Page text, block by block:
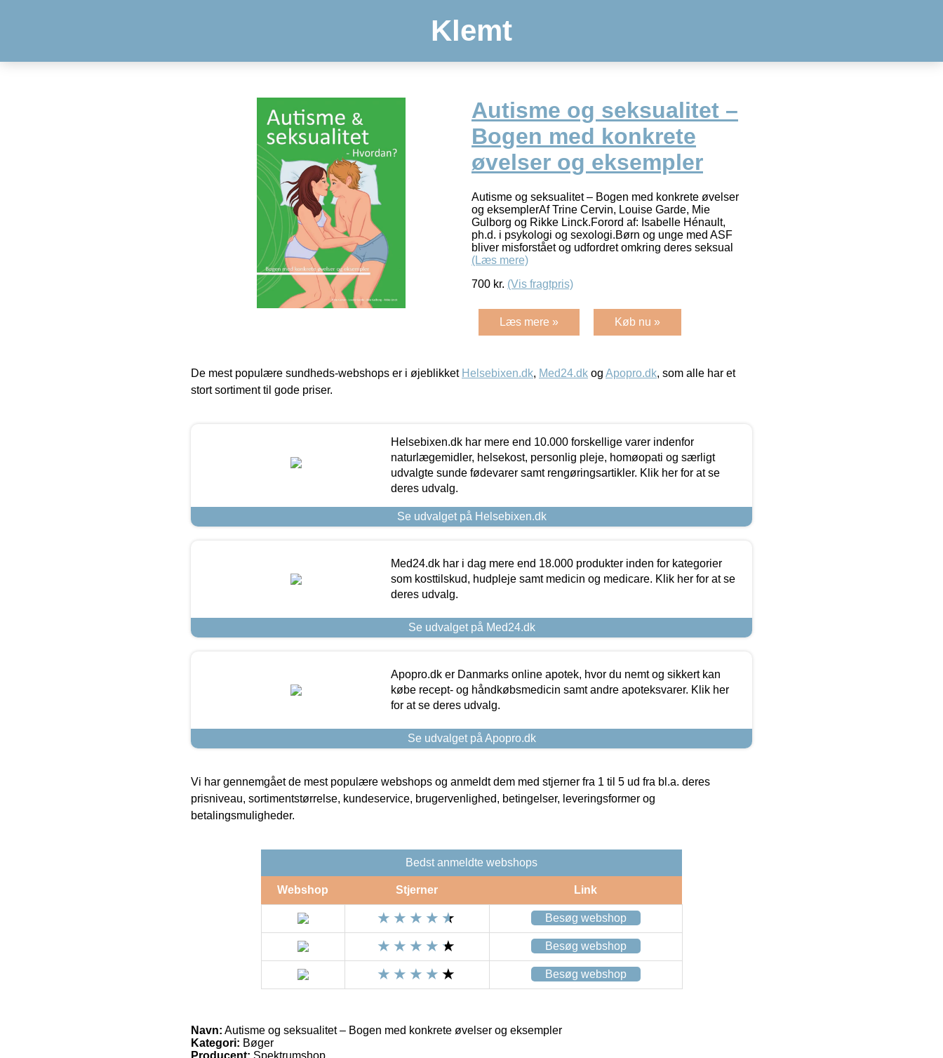
Klemt
Autisme og seksualitet –
Bogen med konkrete
øvelser og eksempler
Autisme og seksualitet – Bogen med konkrete øvelser
og eksemplerAf Trine Cervin, Louise Garde, Mie
Gulborg og Rikke Linck.Forord af: Isabelle Hénault,
ph.d. i psykologi og sexologi.Børn og unge med ASF
bliver misforstået og udfordret omkring deres seksual
(Læs mere)
700 kr. (Vis fragtpris)
Læs mere » Køb nu »
De mest populære sundheds-webshops er i øjeblikket Helsebixen.dk, Med24.dk og Apopro.dk, som alle har et
stort sortiment til gode priser.
Helsebixen.dk har mere end 10.000 forskellige varer indenfor
naturlægemidler, helsekost, personlig pleje, homøopati og særligt
udvalgte sunde fødevarer samt rengøringsartikler. Klik her for at se
deres udvalg.
Se udvalget på Helsebixen.dk
Med24.dk har i dag mere end 18.000 produkter inden for kategorier
som kosttilskud, hudpleje samt medicin og medicare. Klik her for at se
deres udvalg.
Se udvalget på Med24.dk
Apopro.dk er Danmarks online apotek, hvor du nemt og sikkert kan
købe recept- og håndkøbsmedicin samt andre apoteksvarer. Klik her
for at se deres udvalg.
Se udvalget på Apopro.dk
Vi har gennemgået de mest populære webshops og anmeldt dem med stjerner fra 1 til 5 ud fra bl.a. deres
prisniveau, sortimentstørrelse, kundeservice, brugervenlighed, betingelser, leveringsformer og
betalingsmuligheder.
Bedst anmeldte webshops
Webshop Stjerner Link
Besøg webshop
Besøg webshop
Besøg webshop
Navn: Autisme og seksualitet – Bogen med konkrete øvelser og eksempler
Kategori: Bøger
Producent: Spektrumshop